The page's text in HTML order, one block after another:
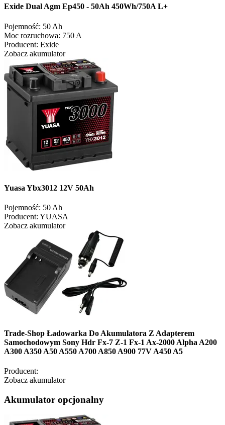
Exide Dual Agm Ep450 - 50Ah 450Wh/750A L+
Pojemność: 50 Ah
Moc rozruchowa: 750 A
Producent: Exide
Zobacz akumulator
Yuasa Ybx3012 12V 50Ah
Pojemność: 50 Ah
Producent: YUASA
Zobacz akumulator
Trade-Shop Ładowarka Do Akumulatora Z Adapterem
Samochodowym Sony Hdr Fx-7 Z-1 Fx-1 Ax-2000 Alpha A200
A300 A350 A50 A550 A700 A850 A900 77V A450 A5
Producent:
Zobacz akumulator
Akumulator opcjonalny